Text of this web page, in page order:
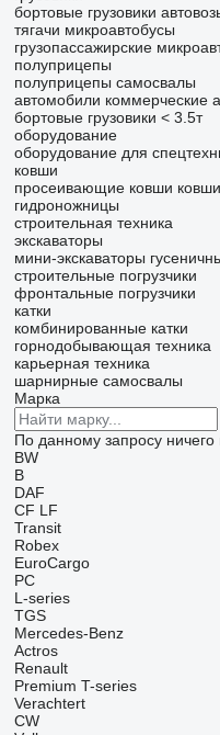
бортовые грузовики
тягачи микроавтобусы
грузопассажирские
полуприцепы
полуприцепы самосвалы
автомобили коммерческие
бортовые грузовики < 3.5т
оборудование
оборудование для
ковши
просеивающие ковши
гидроножницы
строительная техника
экскаваторы
мини-экскаваторы
строительные погрузчики
фронтальные погрузчики
катки
комбинированные катки
горнодобывающая техника
карьерная техника
шарнирные самосвалы
Марка
По данному запросу
BW
B
DAF
CF LF
Transit
Robex
EuroCargo
PC
L-series
TGS
Mercedes-Benz
Actros
Renault
Premium T-series
Verachtert
CW